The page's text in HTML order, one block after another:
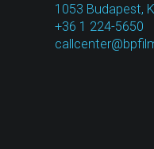
1053 Budapest,
+36 1 224-5650